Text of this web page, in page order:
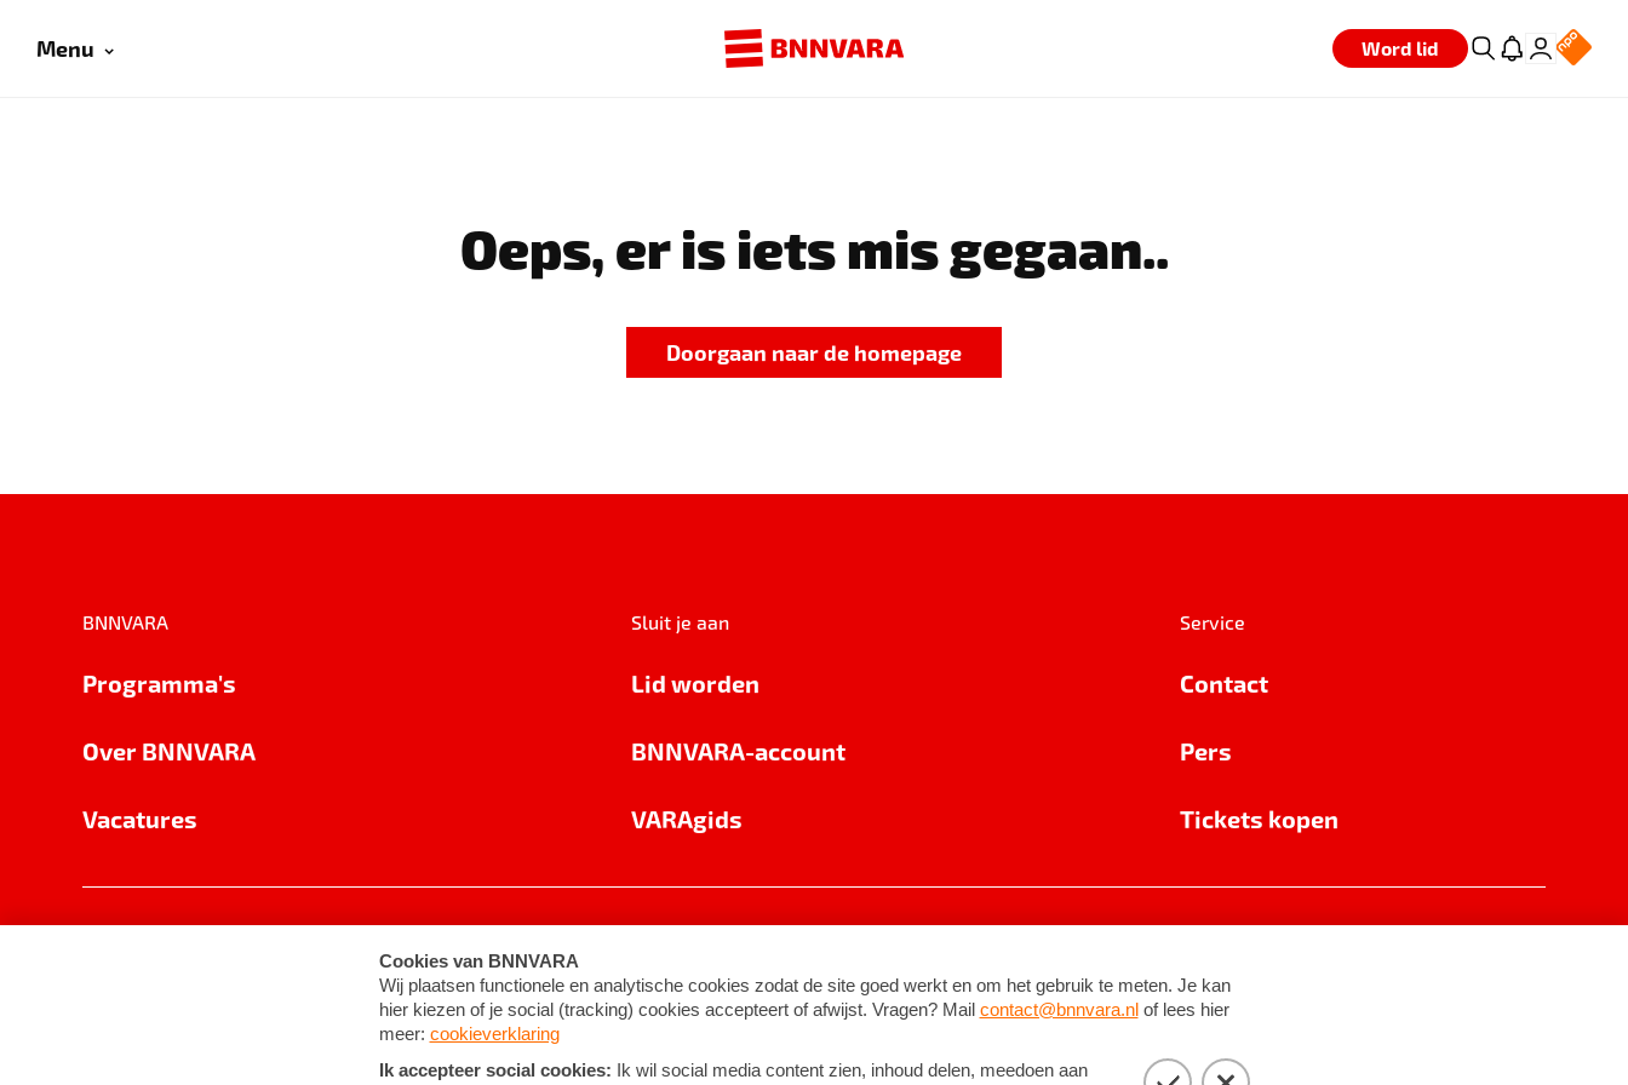
Menu Word lid
Oeps, er is iets mis gegaan..
Doorgaan naar de homepage
BNNVARA
Programma's
Over BNNVARA
Vacatures
Sluit je aan
Lid worden
BNNVARA-account
VARAgids
Service
Contact
Pers
Tickets kopen
Cookie-instellingen Algemene voorwaarden ©2026BNNVARA